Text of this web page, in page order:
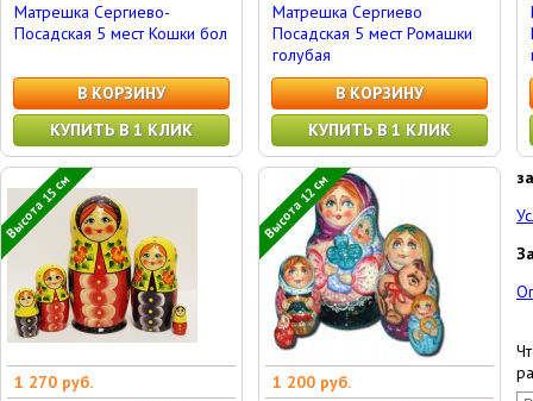
Матрешка Сергиево-
Посадская 5 мест Кошки бол
В КОРЗИНУ
КУПИТЬ В 1 КЛИК
Матрешка Сергиево
Посадская 5 мест Ромашки
голубая
В КОРЗИНУ
КУПИТЬ В 1 КЛИК
Высота 15 см
1 270 руб.
Высота 12 см
1 200 руб.